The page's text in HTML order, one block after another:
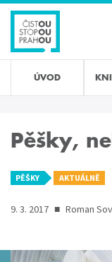
Přejít
hlavnímu
obsahu
ÚVOD
Pěšky,
PĚŠKY AKTUÁLNĚ
9. 3. 2017 ■ Roman